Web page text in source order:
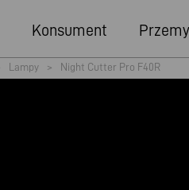
Konsument
Lampy > Night Cutter Pro F40R